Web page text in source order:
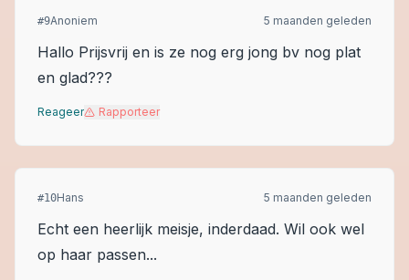
#9Anoniem 5 maanden geleden
Hallo Prijsvrij en is ze nog erg jong bv nog plat
en glad???
Reageer Rapporteer
#10Hans 5 maanden geleden
Echt een heerlijk meisje, inderdaad. Wil ook wel
op haar passen...